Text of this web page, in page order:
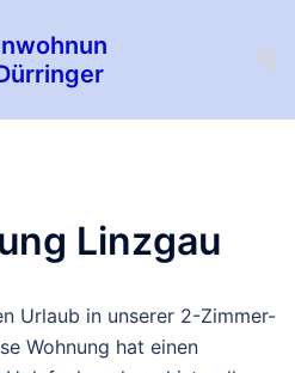
Linzgau
Urlaub in unserer 2-Zimmer-
Wohnung hat einen